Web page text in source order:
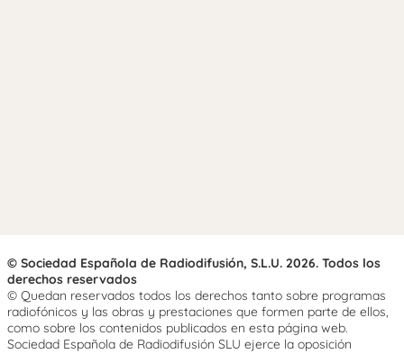
© Sociedad Española de Radiodifusión, S.L.U. 2026. Todos los
derechos reservados
© Quedan reservados todos los derechos tanto sobre programas
radiofónicos y las obras y prestaciones que formen parte de ellos,
como sobre los contenidos publicados en esta página web.
Sociedad Española de Radiodifusión SLU ejerce la oposición